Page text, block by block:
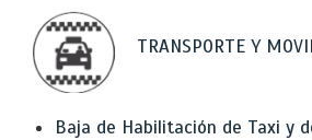
TRANSPORTE Y
Baja de Habilitación de Taxi y